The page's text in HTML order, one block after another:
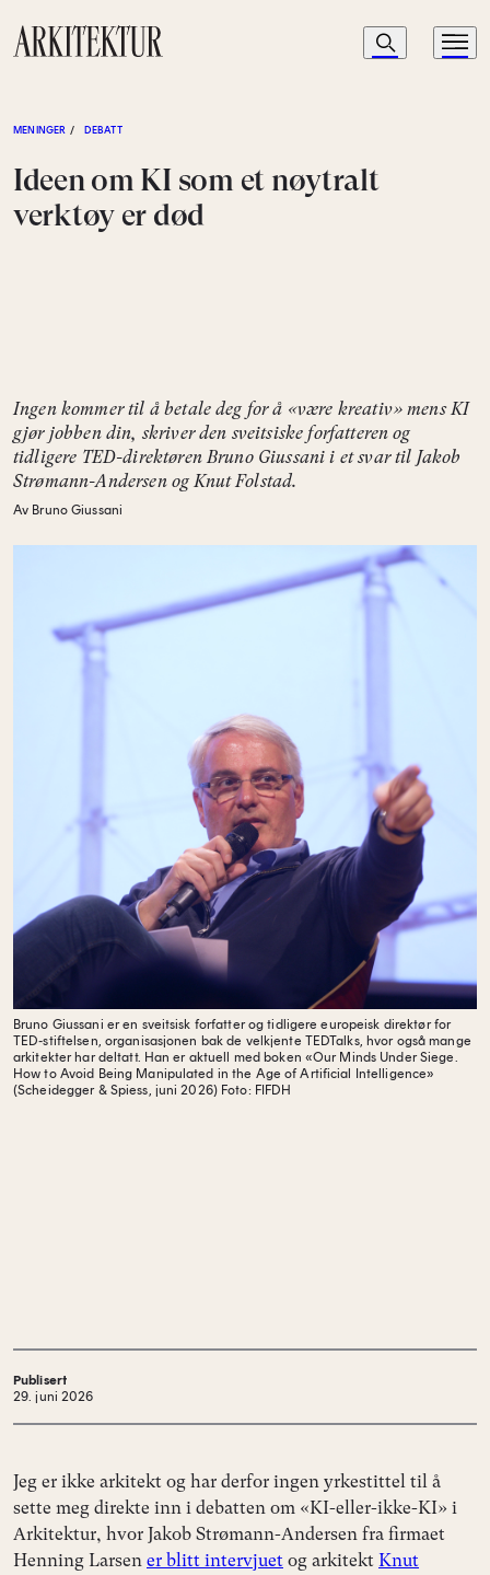
Navigasjon
Søk Meny
MENINGER / DEBATT
Ideen om KI som et nøytralt
verktøy er død
Ingen kommer til å betale deg for å «være kreativ» mens KI
gjør jobben din, skriver den sveitsiske forfatteren og
tidligere TED-direktøren Bruno Giussani i et svar til Jakob
Strømann-Andersen og Knut Folstad.
Av Bruno Giussani
Bruno Giussani er en sveitsisk forfatter og tidligere europeisk direktør for
TED-stiftelsen, organisasjonen bak de velkjente TEDTalks, hvor også mange
arkitekter har deltatt. Han er aktuell med boken «Our Minds Under Siege.
How to Avoid Being Manipulated in the Age of Artificial Intelligence»
(Scheidegger & Spiess, juni 2026)Foto: FIFDH
Publisert
29. juni 2026
Jeg er ikke arkitekt og har derfor ingen yrkestittel til å
sette meg direkte inn i debatten om «KI-eller-ikke-KI» i
Arkitektur, hvor Jakob Strømann-Andersen fra firmaet
Henning Larsen er blitt intervjuet og arkitekt Knut